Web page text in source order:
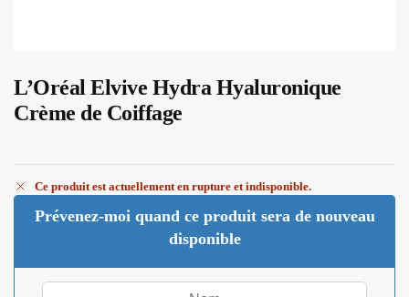
L’Oréal Elvive Hydra Hyaluronique
Crème de Coiffage
Ce produit est actuellement en rupture et indisponible.
Prévenez-moi quand ce produit sera de nouveau
disponible